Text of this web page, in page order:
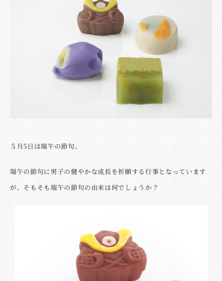
５月5日は端午の節句。
端午の節句に男子の健やかな成長を祈願する行事となっています
が、そもそも端午の節句の由来は何でしょうか？